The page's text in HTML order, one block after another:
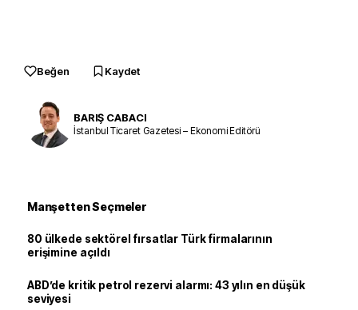
Beğen Kaydet
BARIŞ CABACI
İstanbul Ticaret Gazetesi – Ekonomi Editörü
Manşetten Seçmeler
80 ülkede sektörel fırsatlar Türk firmalarının
erişimine açıldı
ABD’de kritik petrol rezervi alarmı: 43 yılın en düşük
seviyesi